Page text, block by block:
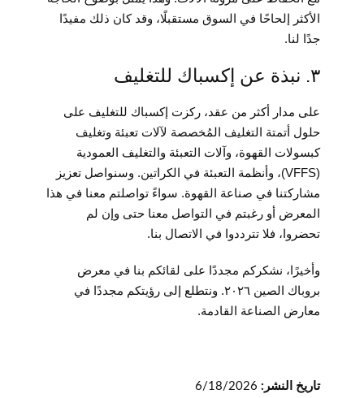
الأكثر إلحاحًا في السوق مستقبلًا، وقد كان ذلك مفيدًا
جدًا لنا.
٣. نبذة عن إكسباك للتغليف
على مدار أكثر من عقد، ركزت إكسباك للتغليف على
حلول أتمتة التغليف المُخصصة لآلات تعبئة وتغليف
كبسولات القهوة، وآلات التعبئة والتغليف العمودية
(VFFS)، وأنظمة التعبئة في الكراتين. وسنواصل تعزيز
مشاركتنا في صناعة القهوة. سواءً تواصلتم معنا في هذا
المعرض أو رغبتم في التواصل معنا حتى وإن لم
تحضروا، فلا تترددوا في الاتصال بنا.
وأخيرًا، نشكركم مجددًا على لقائكم بنا في معرض
بروباك الصين ٢٠٢٦. ونتطلع إلى رؤيتكم مجددًا في
معارض الصناعة القادمة.
تاريخ النشر: